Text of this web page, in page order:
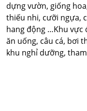
dựng vườn, giống
thiếu nhi, cưỡi ngựa,
hang động …Khu vực
ăn uống, câu cá, bơi
khu nghỉ dưỡng,